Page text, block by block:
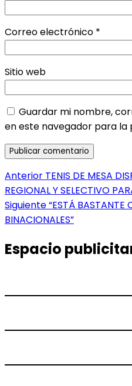
Correo electrónico *
Sitio web
Guardar mi nombre,
en este navegador para la
Navegación
de
entradas
Anterior Entrada
anterior:
TENIS DE MESA
REGIONAL Y SELECTIVO
SiguienteEntrada
siguiente:
“ESTÁ BASTANTE
BINACIONALES”
Espacio